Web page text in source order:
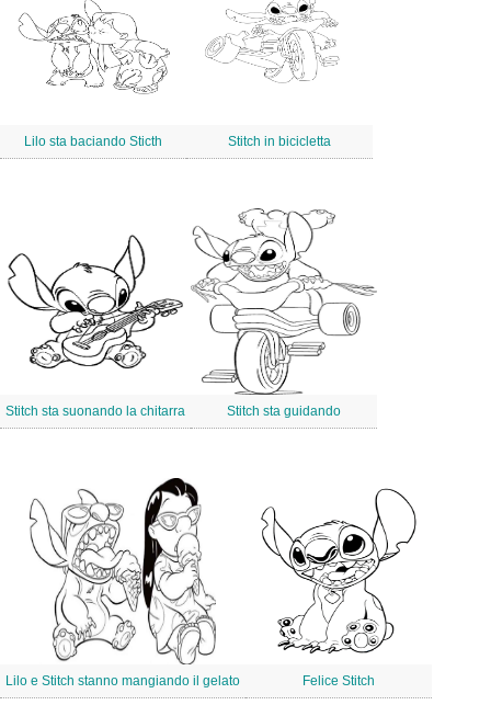
Lilo sta baciando Sticth Stitch in bicicletta
Stitch sta suonando la chitarra Stitch sta guidando
Lilo e Stitch stanno mangiando il gelato Felice Stitch